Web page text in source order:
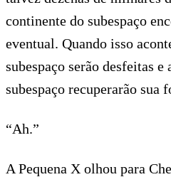
continente do subespaço
eventual. Quando isso
subespaço serão desfeitas e
subespaço recuperarão sua
“Ah.”
A Pequena X olhou para